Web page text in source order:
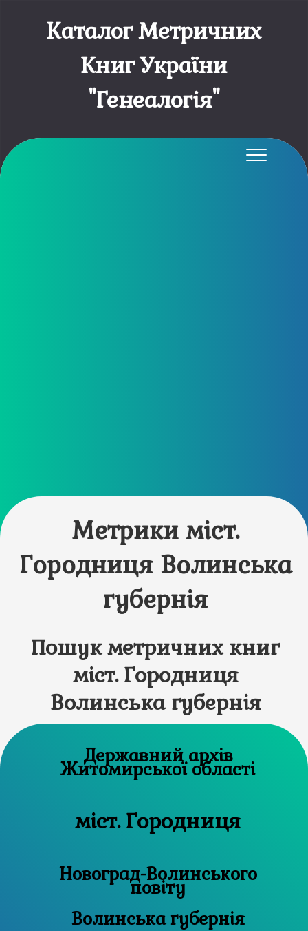
Каталог Метричних
Книг України
"Генеалогія"
Метрики міст.
Городниця Волинська
губернія
Пошук метричних книг
міст. Городниця
Волинська губернія
Державний архів
Житомирської області
міст. Городниця
Новоград-Волинського
повіту
Волинська губернія